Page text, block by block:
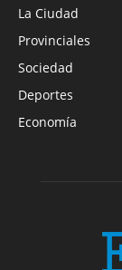
La Ciudad
Provinciales
Sociedad
Deportes
Economía